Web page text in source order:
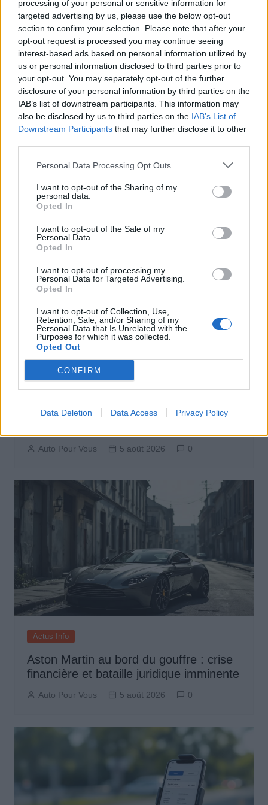
processing of your personal or sensitive information for
targeted advertising by us, please use the below opt-out
section to confirm your selection. Please note that after your
opt-out request is processed you may continue seeing
interest-based ads based on personal information utilized by
us or personal information disclosed to third parties prior to
your opt-out. You may separately opt-out of the further
disclosure of your personal information by third parties on the
IAB’s list of downstream participants. This information may
also be disclosed by us to third parties on the IAB’s List of
Downstream Participants that may further disclose it to other
Personal Data Processing Opt Outs
I want to opt-out of the Sharing of my
personal data.
Opted In
I want to opt-out of the Sale of my
Personal Data.
Opted In
I want to opt-out of processing my
Personal Data for Targeted Advertising.
Opted In
I want to opt-out of Collection, Use,
Retention, Sale, and/or Sharing of my
Personal Data that Is Unrelated with the
Purposes for which it was collected.
Opted Out
CONFIRM
Data Deletion Data Access Privacy Policy
Actus Info
Elon Musk nuirait gravement à Tesla
selon une étude européenne
Auto Pour Vous
Actus Info
Pourquoi le bouton start/stop disparaît
Auto Pour Vous 5 août 2026 0
Actus Info
Aston Martin au bord du gouffre : crise
financière et bataille juridique imminente
Auto Pour Vous 5 août 2026 0